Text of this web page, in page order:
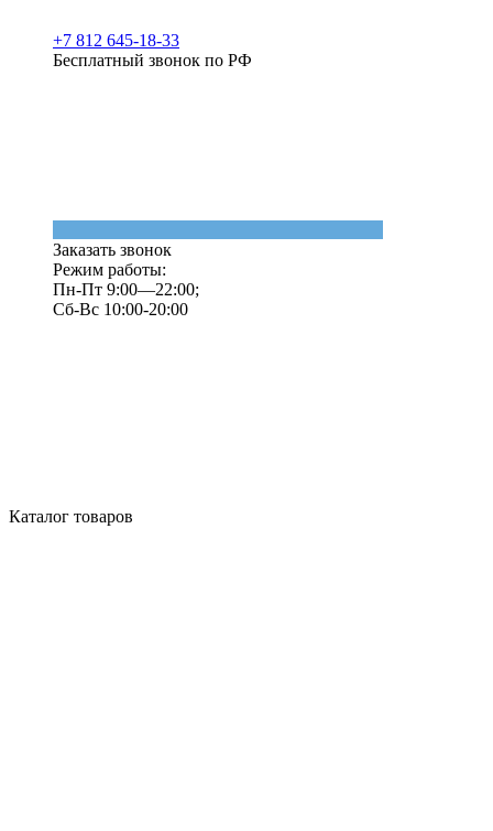
+7 812 645-18-33
Бесплатный звонок по РФ
Заказать звонок
Режим работы:
Пн-Пт 9:00—22:00;
Сб-Вс 10:00-20:00
Каталог товаров